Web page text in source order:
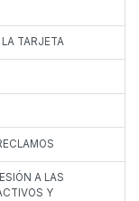
TARJETA
A LAS
Y